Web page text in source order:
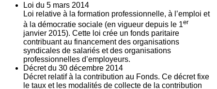
Loi du 5 mars 2014
Loi relative à la formation professionnelle, à l’emploi et
à la démocratie sociale (en vigueur depuis le 1er
janvier 2015). Cette loi crée un fonds paritaire
contribuant au financement des organisations
syndicales de salariés et des organisations
professionnelles d’employeurs.
Décret du 30 décembre 2014
Décret relatif à la contribution au Fonds. Ce décret fixe
le taux et les modalités de collecte de la contribution